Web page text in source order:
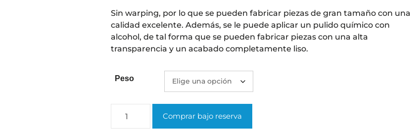
Sin warping, por lo que se pueden fabricar piezas de gran tamaño con una
calidad excelente. Además, se le puede aplicar un pulido químico con
alcohol, de tal forma que se pueden fabricar piezas con una alta
transparencia y un acabado completamente liso.
Peso
Comprar bajo reserva